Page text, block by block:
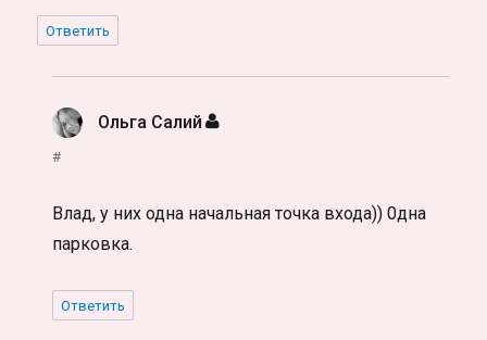
Ответить
Ольга Салий :
#
Влад, у них одна начальная точка входа)) 0дна
парковка.
Ответить